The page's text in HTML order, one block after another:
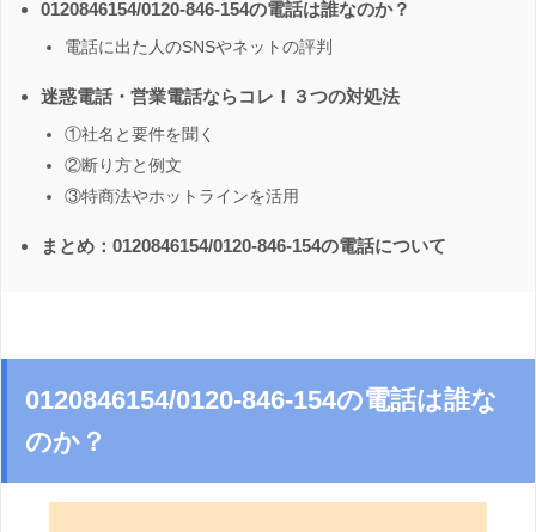
0120846154/0120-846-154の電話は誰なのか？
電話に出た人のSNSやネットの評判
迷惑電話・営業電話ならコレ！３つの対処法
①社名と要件を聞く
②断り方と例文
③特商法やホットラインを活用
まとめ：0120846154/0120-846-154の電話について
0120846154/0120-846-154の電話は誰な
のか？